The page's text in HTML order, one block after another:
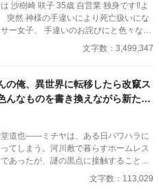
沙樹崎 咲子 35歳 自営業 独身です‼︎よ
ー女子、 手違いのお詫びにと色々な加
異世界に転生することに、 だが転生し
護とスキル
た加護と前世での知識で乗り越えて、
前世での心の傷を癒していくハートフ
目指すは“のんびり自由な冒険者ライ
やらかします。これから咲子はどうな
ね！(希望的観測っw) ＊投稿周期
文字数：3,499,347
の俺、異世界に転移したら改竄ス
んなものを書き換えながら新たな
道也――ミチヤは、ある日パワハラに
てしまう。河川敷で暮らすホームレス
あったが、謎の黒点に接触することで
いう名のスキルを貰う。あらゆるもの
付いたミチヤは、それを巧みに行使し
文字数：113,029